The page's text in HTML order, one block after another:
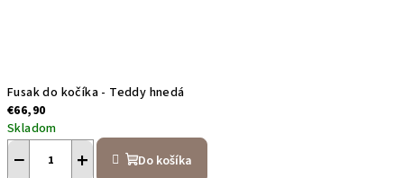
Fusak do kočíka - Teddy hnedá
€66,90
Skladom
+
− Do košíka